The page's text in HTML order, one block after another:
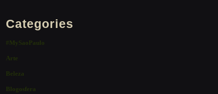
Categories
#MySaoPaulo
Arte
Beleza
Blogosfera